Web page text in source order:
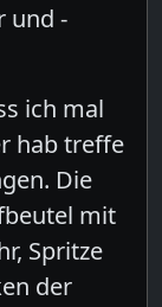
und -
ich mal
hab treffe
Die
mit
Spritze
der